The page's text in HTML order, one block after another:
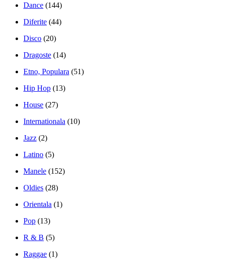
Dance (144)
Diferite (44)
Disco (20)
Dragoste (14)
Etno, Populara (51)
Hip Hop (13)
House (27)
Internationala (10)
Jazz (2)
Latino (5)
Manele (152)
Oldies (28)
Orientala (1)
Pop (13)
R & B (5)
Raggae (1)